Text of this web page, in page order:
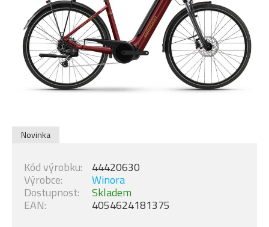
Novinka
Dostupnost: Skladem
Výrobce: Winora
Kód výrobku: 44420630
EAN: 4054624181375